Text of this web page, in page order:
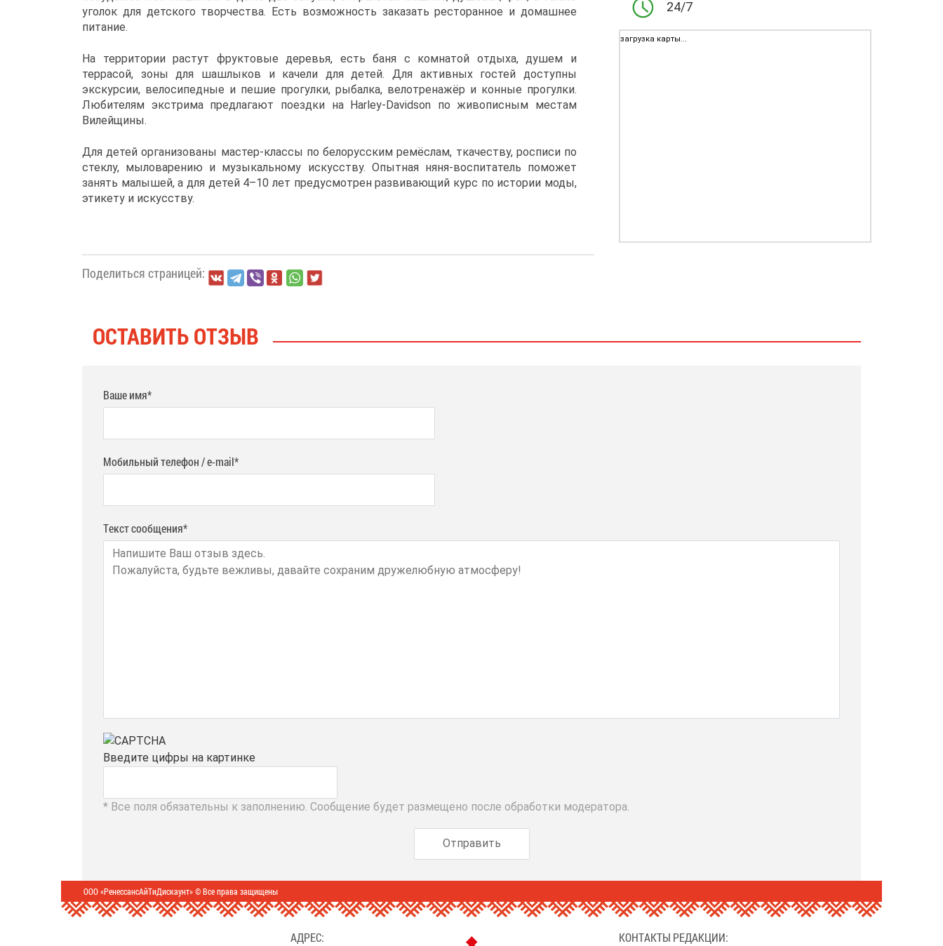
уголок для детского творчества. Есть возможность заказать ресторанное и домашнее
питание.
На территории растут фруктовые деревья, есть баня с комнатой отдыха, душем и
террасой, зоны для шашлыков и качели для детей. Для активных гостей доступны
экскурсии, велосипедные и пешие прогулки, рыбалка, велотренажёр и конные прогулки.
Любителям экстрима предлагают поездки на Harley-Davidson по живописным местам
Вилейщины.
Для детей организованы мастер-классы по белорусским ремёслам, ткачеству, росписи по
стеклу, мыловарению и музыкальному искусству. Опытная няня-воспитатель поможет
занять малышей, а для детей 4–10 лет предусмотрен развивающий курс по истории моды,
этикету и искусству.
24/7
загрузка карты...
Поделиться страницей:
ОСТАВИТЬ ОТЗЫВ
Ваше имя*
Мобильный телефон / e-mail*
Текст сообщения*
Введите цифры на картинке
* Все поля обязательны к заполнению. Сообщение будет размещено после обработки модератора.
ООО «РенессансАйТиДискаунт» © Все права защищены
АДРЕС:
КОНТАКТЫ РЕДАКЦИИ: